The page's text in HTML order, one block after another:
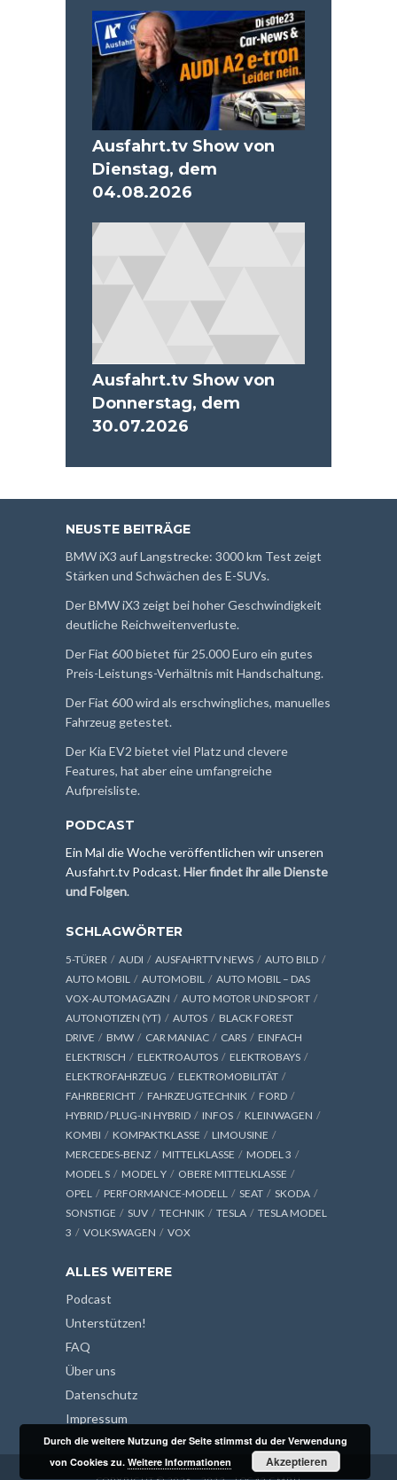
Ausfahrt.tv Show von
Dienstag, dem
04.08.2026
Ausfahrt.tv Show von
Donnerstag, dem
30.07.2026
NEUSTE BEITRÄGE
BMW iX3 auf Langstrecke: 3000 km Test zeigt
Stärken und Schwächen des E-SUVs.
Der BMW iX3 zeigt bei hoher Geschwindigkeit
deutliche Reichweitenverluste.
Der Fiat 600 bietet für 25.000 Euro ein gutes
Preis-Leistungs-Verhältnis mit Handschaltung.
Der Fiat 600 wird als erschwingliches, manuelles
Fahrzeug getestet.
Der Kia EV2 bietet viel Platz und clevere
Features, hat aber eine umfangreiche
Aufpreisliste.
PODCAST
Ein Mal die Woche veröffentlichen wir unseren
Ausfahrt.tv Podcast.Hier findet ihr alle Dienste
und Folgen.
SCHLAGWÖRTER
5-TÜRER AUDI AUSFAHRTTV NEWS
AUTO BILD
AUTO MOBIL
AUTOMOBIL
AUTO MOBIL – DAS
VOX-AUTOMAGAZIN
AUTO MOTOR UND SPORT
AUTONOTIZEN (YT)
AUTOS
BLACK FOREST
DRIVE
BMW CAR MANIAC CARS
EINFACH
ELEKTRISCH
ELEKTROAUTOS
ELEKTROBAYS
ELEKTROFAHRZEUG
ELEKTROMOBILITÄT
FAHRBERICHT
FAHRZEUGTECHNIK
FORD
HYBRID / PLUG-IN HYBRID
INFOS
KLEINWAGEN
KOMBI
KOMPAKTKLASSE
LIMOUSINE
MERCEDES-BENZ
MITTELKLASSE
MODEL 3
MODEL S
MODEL Y
OBERE MITTELKLASSE
OPEL
PERFORMANCE-MODELL SEAT
SKODA
SONSTIGE
SUV TECHNIK TESLA
TESLA MODEL
3
VOLKSWAGEN VOX
ALLES WEITERE
Podcast
Unterstützen!
FAQ
Über uns
Datenschutz
Impressum
Durch die weitere Nutzung der Seite stimmst du der Verwendung
von Cookies zu.Weitere Informationen Akzeptieren